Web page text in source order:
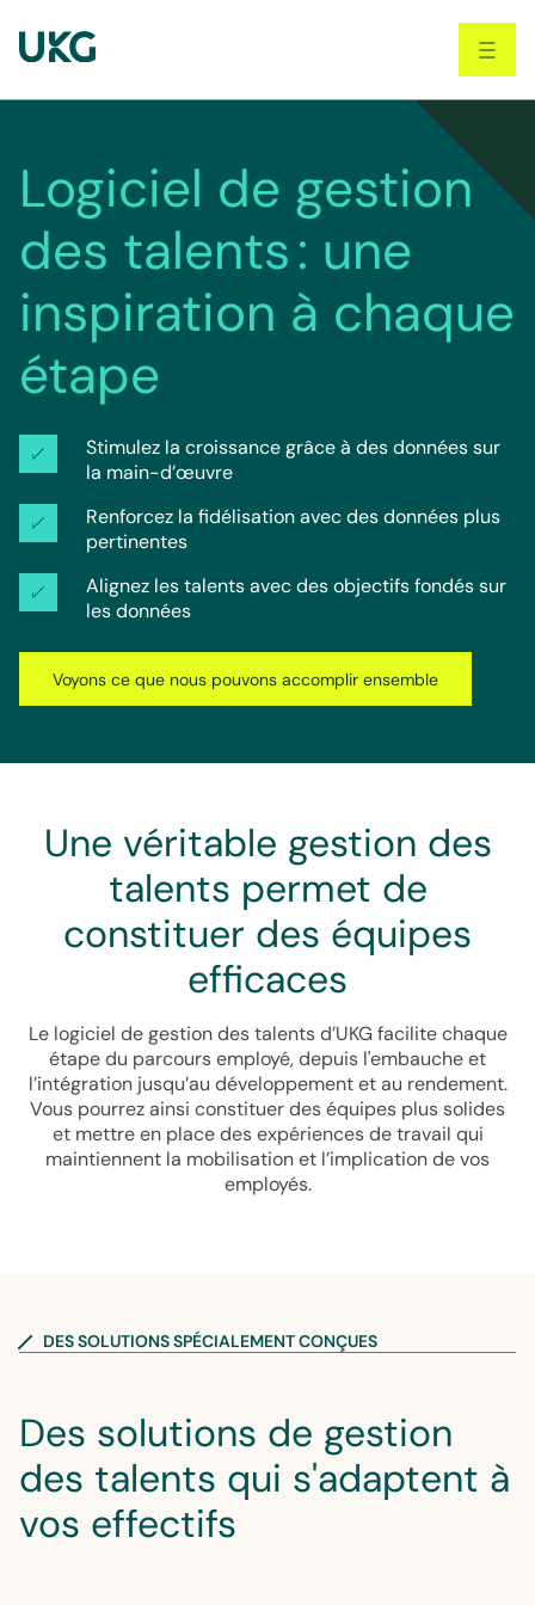
main
Logiciel de gestion
des talents : une
inspiration à chaque
étape
Stimulez la croissance grâce à des données sur
la main-d’œuvre
Renforcez la fidélisation avec des données plus
pertinentes
Alignez les talents avec des objectifs fondés sur
les données
Voyons ce que nous pouvons accomplir ensemble
Une véritable gestion des
talents permet de
constituer des équipes
efficaces
Le logiciel de gestion des talents d’UKG facilite chaque
étape du parcours employé, depuis l'embauche et
l’intégration jusqu’au développement et au rendement.
Vous pourrez ainsi constituer des équipes plus solides
et mettre en place des expériences de travail qui
maintiennent la mobilisation et l’implication de vos
employés.
DES SOLUTIONS SPÉCIALEMENT CONÇUES
Des solutions de gestion
des talents qui s'adaptent à
vos effectifs